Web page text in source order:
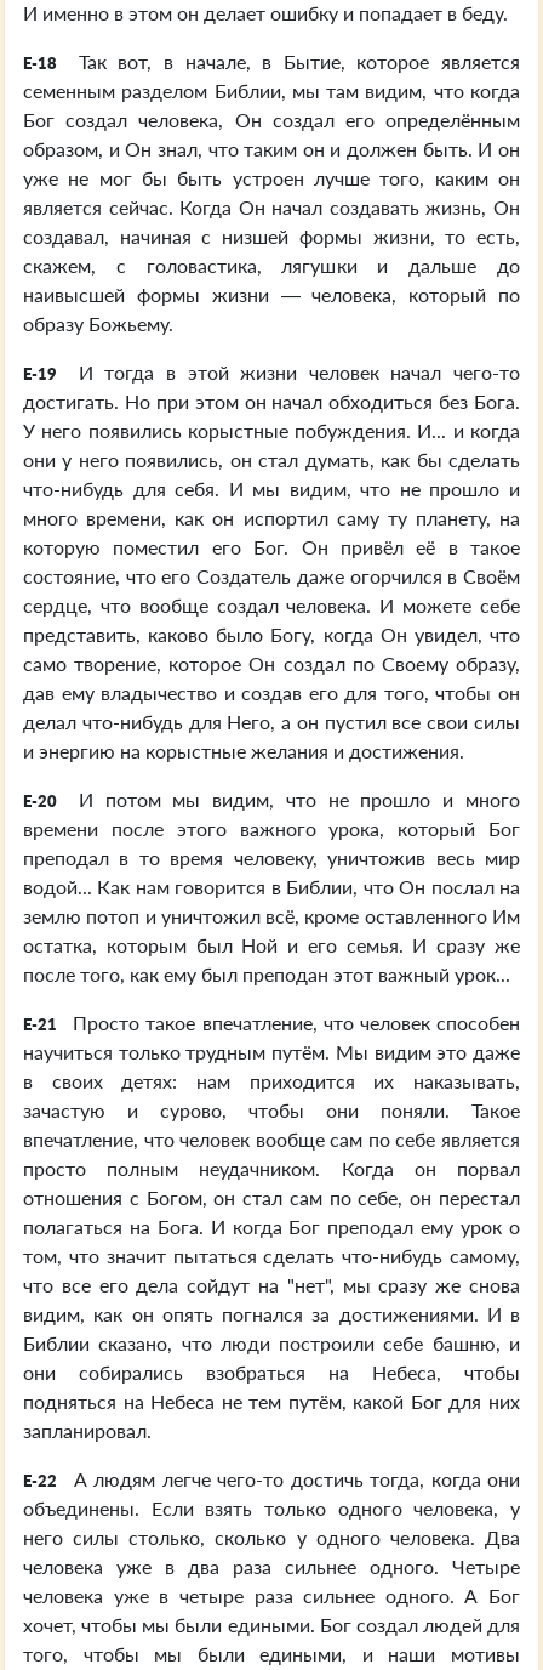
И именно в этом он делает ошибку и попадает в беду.
E-18
Так вот, в начале, в Бытие, которое является
семенным разделом Библии, мы там видим, что когда
Бог создал человека, Он создал его определённым
образом, и Он знал, что таким он и должен быть. И он
уже не мог бы быть устроен лучше того, каким он
является сейчас. Когда Он начал создавать жизнь, Он
создавал, начиная с низшей формы жизни, то есть,
скажем, с головастика, лягушки и дальше до
наивысшей формы жизни — человека, который по
образу Божьему.
E-19
И тогда в этой жизни человек начал чего-то
достигать. Но при этом он начал обходиться без Бога.
У него появились корыстные побуждения. И... и когда
они у него появились, он стал думать, как бы сделать
что-нибудь для себя. И мы видим, что не прошло и
много времени, как он испортил саму ту планету, на
которую поместил его Бог. Он привёл её в такое
состояние, что его Создатель даже огорчился в Своём
сердце, что вообще создал человека. И можете себе
представить, каково было Богу, когда Он увидел, что
само творение, которое Он создал по Своему образу,
дав ему владычество и создав его для того, чтобы он
делал что-нибудь для Него, а он пустил все свои силы
и энергию на корыстные желания и достижения.
E-20
И потом мы видим, что не прошло и много
времени после этого важного урока, который Бог
преподал в то время человеку, уничтожив весь мир
водой... Как нам говорится в Библии, что Он послал на
землю потоп и уничтожил всё, кроме оставленного Им
остатка, которым был Ной и его семья. И сразу же
после того, как ему был преподан этот важный урок...
E-21
Просто такое впечатление, что человек способен
научиться только трудным путём. Мы видим это даже
в своих детях: нам приходится их наказывать,
зачастую и сурово, чтобы они поняли. Такое
впечатление, что человек вообще сам по себе является
просто полным неудачником. Когда он порвал
отношения с Богом, он стал сам по себе, он перестал
полагаться на Бога. И когда Бог преподал ему урок о
том, что значит пытаться сделать что-нибудь самому,
что все его дела сойдут на "нет", мы сразу же снова
видим, как он опять погнался за достижениями. И в
Библии сказано, что люди построили себе башню, и
они собирались взобраться на Небеса, чтобы
подняться на Небеса не тем путём, какой Бог для них
запланировал.
E-22
А людям легче чего-то достичь тогда, когда они
объединены. Если взять только одного человека, у
него силы столько, сколько у одного человека. Два
человека уже в два раза сильнее одного. Четыре
человека уже в четыре раза сильнее одного. А Бог
хочет, чтобы мы были едиными. Бог создал людей для
того, чтобы мы были едиными, и наши мотивы